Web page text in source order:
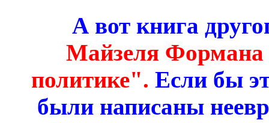
А вот книга
Майзеля Формана
политике". Если бы
были написаны